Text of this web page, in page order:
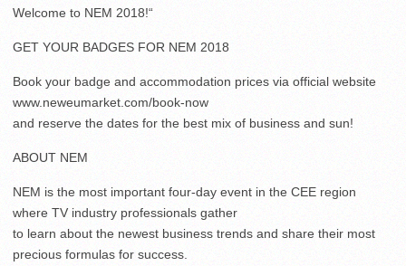
Welcome to NEM 2018!“
GET YOUR BADGES FOR NEM 2018
Book your badge and accommodation prices via official website
www.neweumarket.com/book-now
and reserve the dates for the best mix of business and sun!
ABOUT NEM
NEM is the most important four-day event in the CEE region
where TV industry professionals gather
to learn about the newest business trends and share their most
precious formulas for success.